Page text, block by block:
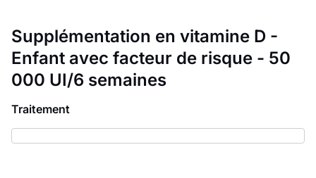
Supplémentation en vitamine D -
Enfant avec facteur de risque - 50
000 UI/6 semaines
Traitement